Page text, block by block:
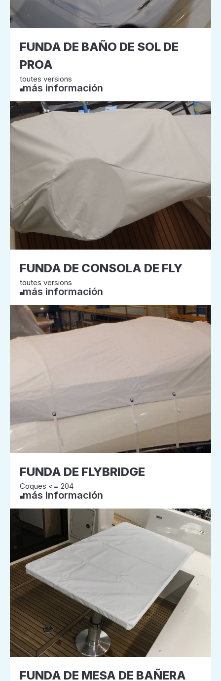
FUNDA DE BAÑO DE SOL DE
PROA
toutes versions
más información
FUNDA DE CONSOLA DE FLY
toutes versions
más información
FUNDA DE FLYBRIDGE
Coques <= 204
más información
FUNDA DE MESA DE BAÑERA